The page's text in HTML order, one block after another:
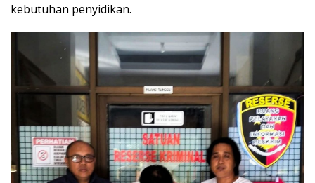
kebutuhan penyidikan.